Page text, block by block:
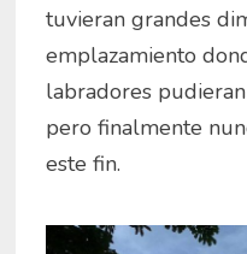
tuvieran grandes
emplazamiento
labradores
pero finalmente
este fin.